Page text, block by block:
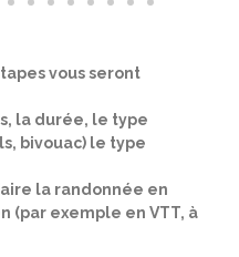
vous seront
la durée, le type
bivouac) le type
la randonnée en
(par exemple en VTT, à